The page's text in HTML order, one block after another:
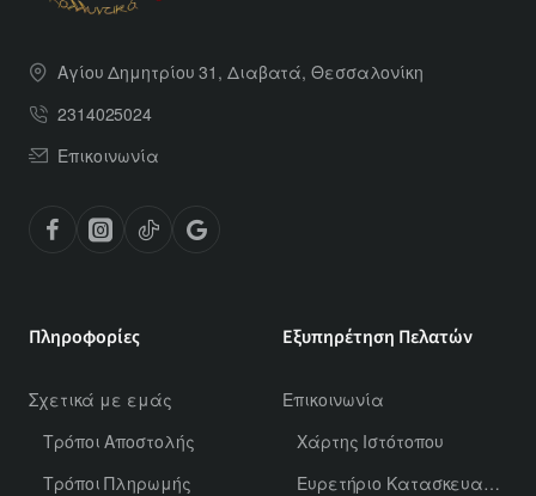
Αγίου Δημητρίου 31, Διαβατά, Θεσσαλονίκη
2314025024
Επικοινωνία
Πληροφορίες
Σχετικά με εμάς
Τρόποι Αποστολής
Τρόποι Πληρωμής
Εξυπηρέτηση Πελατών
Επικοινωνία
Χάρτης Ιστότοπου
Ευρετήριο Κατασκευαστών